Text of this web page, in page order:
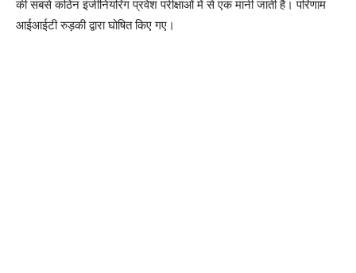
की सबसे कठिन इंजीनियरिंग प्रवेश परीक्षाओं में से एक मानी जाती है। परिणाम
आईआईटी रुड़की द्वारा घोषित किए गए।